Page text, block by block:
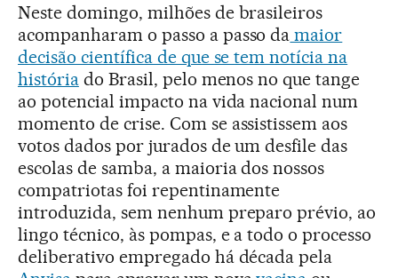
Neste domingo, milhões de brasileiros
acompanharam o passo a passo da maior
decisão científica de que se tem notícia na
históriado Brasil, pelo menos no que tange
ao potencial impacto na vida nacional num
momento de crise. Com se assistissem aos
votos dados por jurados de um desfile das
escolas de samba, a maioria dos nossos
compatriotas foi repentinamente
introduzida, sem nenhum preparo prévio, ao
lingo técnico, às pompas, e a todo o processo
deliberativo empregado há década pela